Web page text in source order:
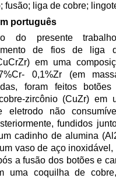
fusão; liga de cobre;
português
do presente
de fios de liga
em uma
0,1%Zr (em
foram feitos
zircônio (CuZr) em
eletrodo não
fundidos
cadinho de alumina
vaso de aço
a fusão dos botões e
uma coquilha de